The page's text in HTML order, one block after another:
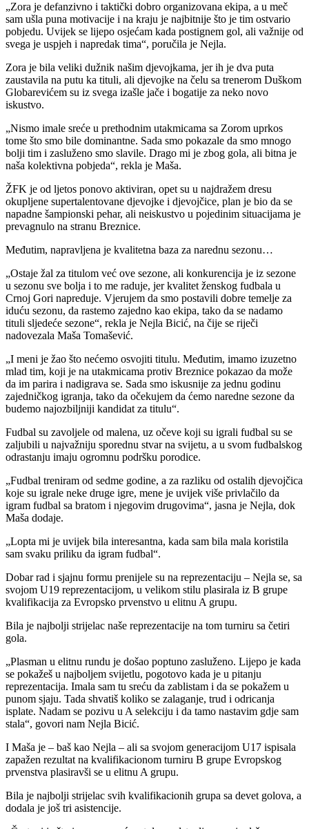
„Zora je defanzivno i taktički dobro organizovana ekipa, a u meč
sam ušla puna motivacije i na kraju je najbitnije što je tim ostvario
pobjedu. Uvijek se lijepo osjećam kada postignem gol, ali važnije od
svega je uspjeh i napredak tima“, poručila je Nejla.
Zora je bila veliki dužnik našim djevojkama, jer ih je dva puta
zaustavila na putu ka tituli, ali djevojke na čelu sa trenerom Duškom
Globarevićem su iz svega izašle jače i bogatije za neko novo
iskustvo.
„Nismo imale sreće u prethodnim utakmicama sa Zorom uprkos
tome što smo bile dominantne. Sada smo pokazale da smo mnogo
bolji tim i zasluženo smo slavile. Drago mi je zbog gola, ali bitna je
naša kolektivna pobjeda“, rekla je Maša.
ŽFK je od ljetos ponovo aktiviran, opet su u najdražem dresu
okupljene supertalentovane djevojke i djevojčice, plan je bio da se
napadne šampionski pehar, ali neiskustvo u pojedinim situacijama je
prevagnulo na stranu Breznice.
Međutim, napravljena je kvalitetna baza za narednu sezonu…
„Ostaje žal za titulom već ove sezone, ali konkurencija je iz sezone
u sezonu sve bolja i to me raduje, jer kvalitet ženskog fudbala u
Crnoj Gori napreduje. Vjerujem da smo postavili dobre temelje za
iduću sezonu, da rastemo zajedno kao ekipa, tako da se nadamo
tituli sljedeće sezone“, rekla je Nejla Bicić, na čije se riječi
nadovezala Maša Tomašević.
„I meni je žao što nećemo osvojiti titulu. Međutim, imamo izuzetno
mlad tim, koji je na utakmicama protiv Breznice pokazao da može
da im parira i nadigrava se. Sada smo iskusnije za jednu godinu
zajedničkog igranja, tako da očekujem da ćemo naredne sezone da
budemo najozbiljniji kandidat za titulu“.
Fudbal su zavoljele od malena, uz očeve koji su igrali fudbal su se
zaljubili u najvažniju sporednu stvar na svijetu, a u svom fudbalskog
odrastanju imaju ogromnu podršku porodice.
„Fudbal treniram od sedme godine, a za razliku od ostalih djevojčica
koje su igrale neke druge igre, mene je uvijek više privlačilo da
igram fudbal sa bratom i njegovim drugovima“, jasna je Nejla, dok
Maša dodaje.
„Lopta mi je uvijek bila interesantna, kada sam bila mala koristila
sam svaku priliku da igram fudbal“.
Dobar rad i sjajnu formu prenijele su na reprezentaciju – Nejla se, sa
svojom U19 reprezentacijom, u velikom stilu plasirala iz B grupe
kvalifikacija za Evropsko prvenstvo u elitnu A grupu.
Bila je najbolji strijelac naše reprezentacije na tom turniru sa četiri
gola.
„Plasman u elitnu rundu je došao poptuno zasluženo. Lijepo je kada
se pokažeš u najboljem svijetlu, pogotovo kada je u pitanju
reprezentacija. Imala sam tu sreću da zablistam i da se pokažem u
punom sjaju. Tada shvatiš koliko se zalaganje, trud i odricanja
isplate. Nadam se pozivu u A selekciju i da tamo nastavim gdje sam
stala“, govori nam Nejla Bicić.
I Maša je – baš kao Nejla – ali sa svojom generacijom U17 ispisala
zapažen rezultat na kvalifikacionom turniru B grupe Evropskog
prvenstva plasiravši se u elitnu A grupu.
Bila je najbolji strijelac svih kvalifikacionih grupa sa devet golova, a
dodala je još tri asistencije.